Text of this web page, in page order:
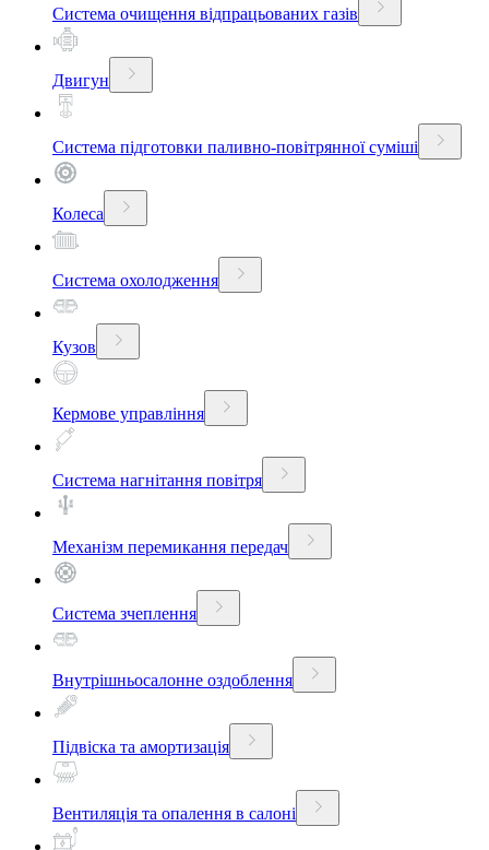
Система очищення відпрацьованих газів
Двигун
Система підготовки паливно-повітрянної суміші
Колеса
Система охолодження
Кузов
Кермове управління
Система нагнітання повітря
Механізм перемикання передач
Система зчеплення
Внутрішньосалонне оздоблення
Підвіска та амортизація
Вентиляція та опалення в салоні